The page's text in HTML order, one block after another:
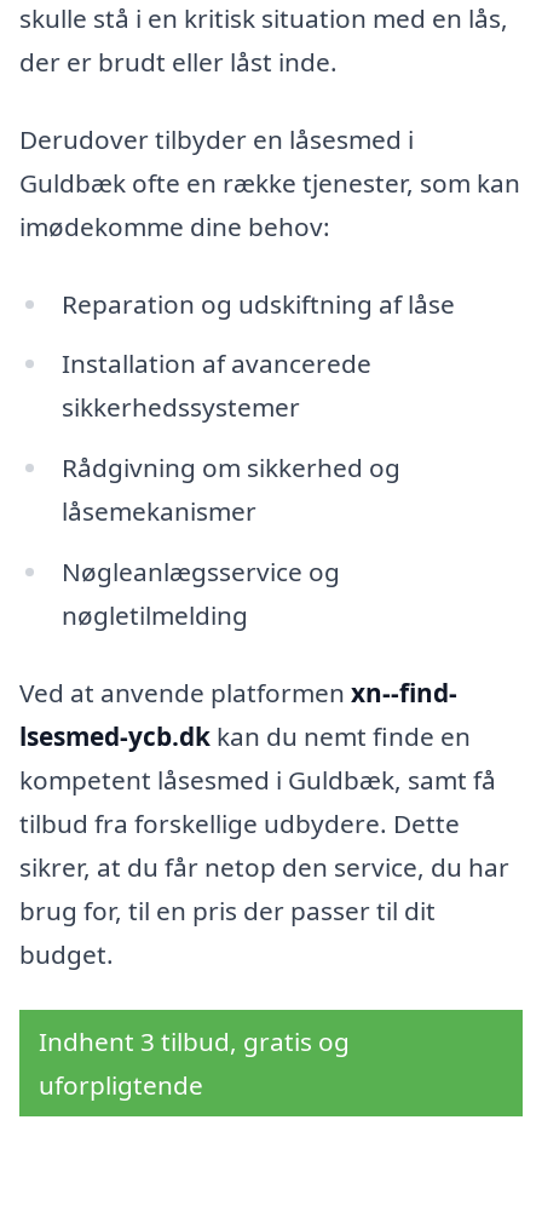
skulle stå i en kritisk situation med en lås,
der er brudt eller låst inde.
Derudover tilbyder en låsesmed i
Guldbæk ofte en række tjenester, som kan
imødekomme dine behov:
Reparation og udskiftning af låse
Installation af avancerede
sikkerhedssystemer
Rådgivning om sikkerhed og
låsemekanismer
Nøgleanlægsservice og
nøgletilmelding
Ved at anvende platformen xn--find-
lsesmed-ycb.dk kan du nemt finde en
kompetent låsesmed i Guldbæk, samt få
tilbud fra forskellige udbydere. Dette
sikrer, at du får netop den service, du har
brug for, til en pris der passer til dit
budget.
Indhent 3 tilbud, gratis og
uforpligtende